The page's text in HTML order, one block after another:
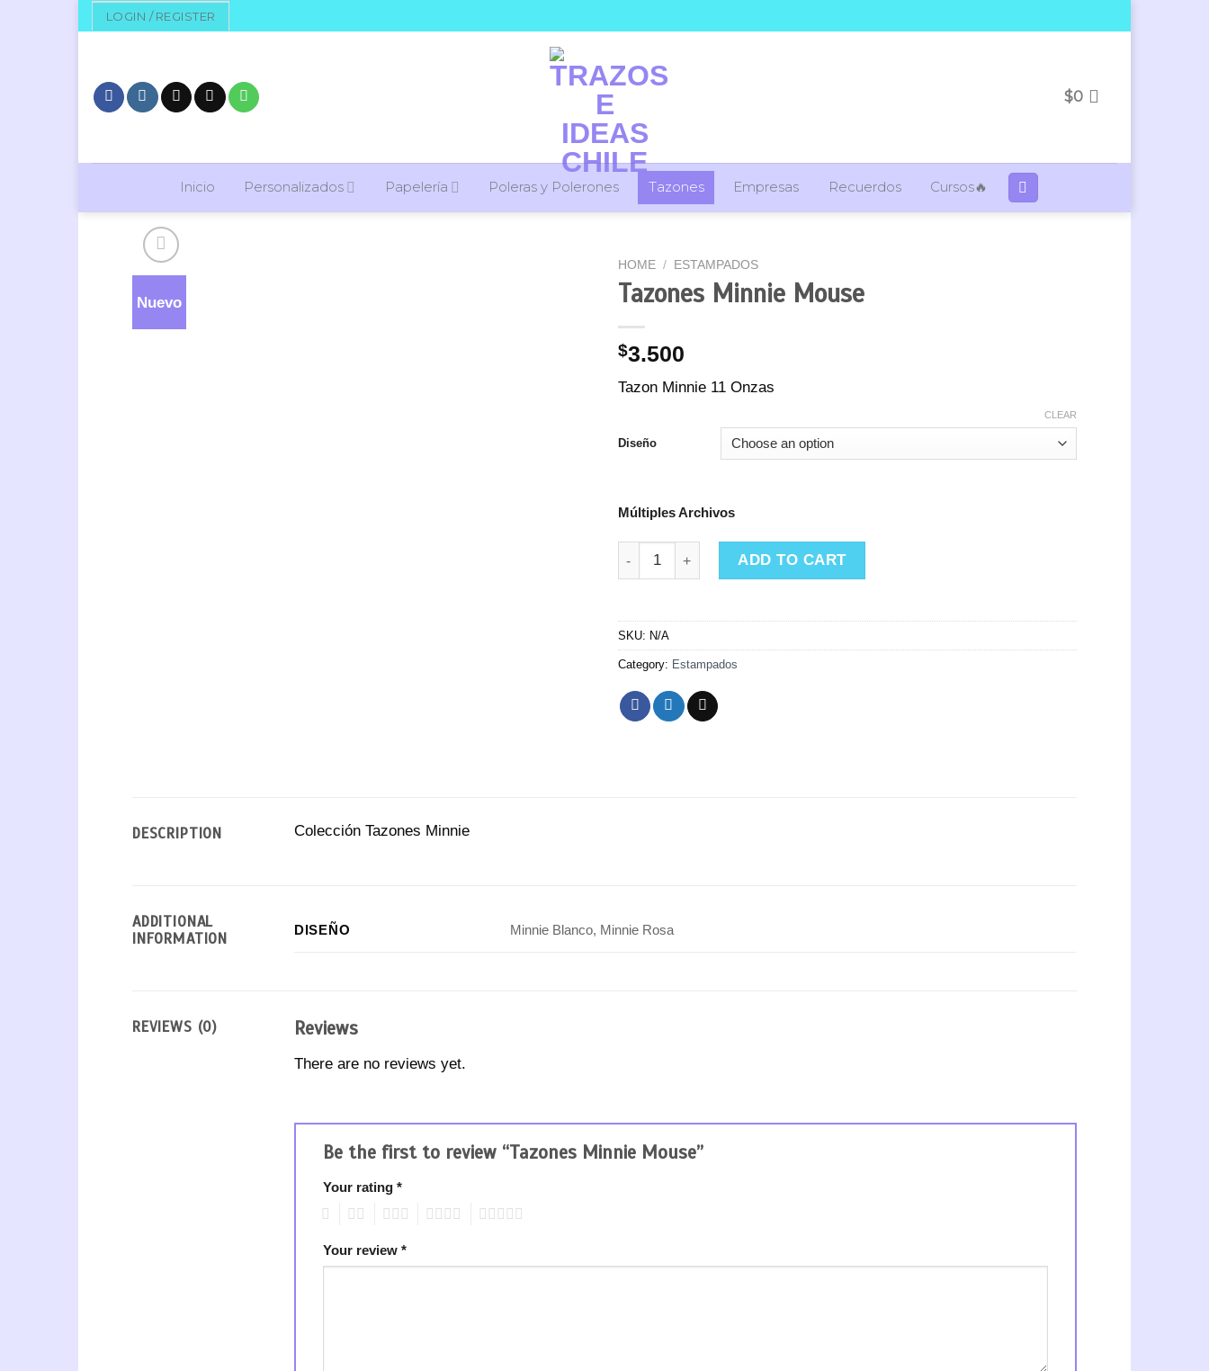
to
LOGIN / REGISTER
$0
Inicio Personalizados Papelería Poleras y Polerones Tazones Empresas Recuerdos Cursos🔥
Nuevo
HOME / ESTAMPADOS
Tazones Minnie Mouse
$3.500
Tazon Minnie 11 Onzas
Diseño
CLEAR
Múltiples Archivos
Tazones Minnie Mouse quantity
ADD TO CART
SKU: N/A
Category: Estampados
DESCRIPTION Colección Tazones Minnie
ADDITIONAL
INFORMATION
DISEÑO Minnie Blanco, Minnie Rosa
REVIEWS (0) Reviews
There are no reviews yet.
Be the first to review “Tazones Minnie Mouse”
Your rating *
Your review *